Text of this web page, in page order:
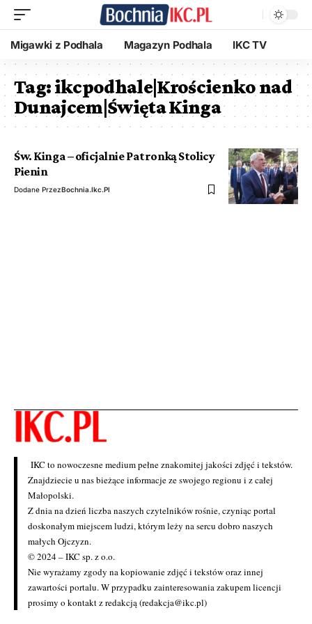
Migawki z Podhala Magazyn Podhala IKC TV
Tag:ikcpodhale|Krościenko nad
Dunajcem|Święta Kinga
Św. Kinga – oficjalnie Patronką Stolicy
Pienin
Dodane PrzezBochnia.ikc.pl
IKC to nowoczesne medium pełne znakomitej jakości zdjęć i tekstów.
Znajdziecie u nas bieżące informacje ze swojego regionu i z całej
Małopolski.
Z dnia na dzień liczba naszych czytelników rośnie, czyniąc portal
doskonałym miejscem ludzi, którym leży na sercu dobro naszych
małych Ojczyzn.
© 2024 – IKC sp. z o.o.
Nie wyrażamy zgody na kopiowanie zdjęć i tekstów oraz innej
zawartości portalu. W przypadku zainteresowania zakupem licencji
prosimy o kontakt z redakcją (redakcja@ikc.pl)